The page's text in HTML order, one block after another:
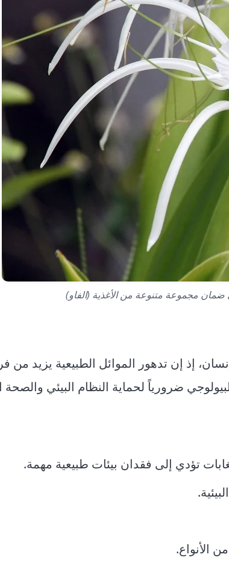
ضمان مجموعة متنوعة من الأغذية (الفاو)
يهدد صحة الإنسان، إذ إن تدهور الموائل الطبيعية يزيد
ضرورياً لحماية النظام البيئي والصحة
تؤدي إلى فقدان بيئات طبيعية مهمة.
الأنواع.